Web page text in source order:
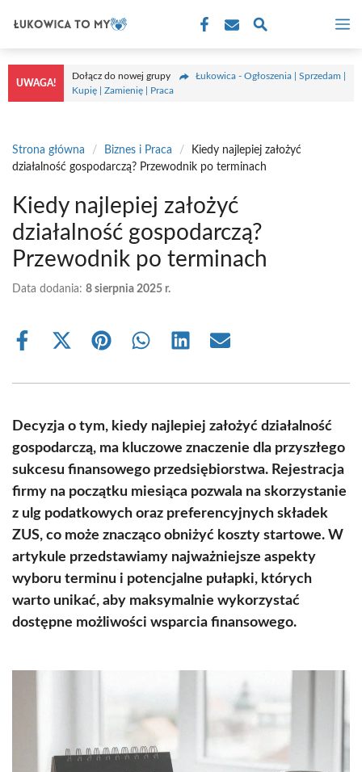
treści
UWAGA!
Dołącz do nowej grupy
Łukowica - Ogłoszenia | Sprzedam |
Kupię | Zamienię | Praca
Strona główna / Biznes i Praca /
Kiedy najlepiej założyć
działalność gospodarczą? Przewodnik po terminach
Kiedy najlepiej założyć
działalność gospodarczą?
Przewodnik po terminach
Data dodania: 8 sierpnia 2025 r.
Share
Share
(Twitter)
Share Share Share Share
Decyzja o tym, kiedy najlepiej założyć działalność
gospodarczą, ma kluczowe znaczenie dla przyszłego
sukcesu finansowego przedsiębiorstwa. Rejestracja
firmy na początku miesiąca pozwala na skorzystanie
z ulg podatkowych oraz preferencyjnych składek
ZUS, co może znacząco obniżyć koszty startowe. W
artykule przedstawiamy najważniejsze aspekty
wyboru terminu i potencjalne pułapki, których
warto unikać, aby maksymalnie wykorzystać
dostępne możliwości wsparcia finansowego.